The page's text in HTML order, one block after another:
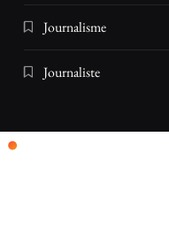
Journalisme
Journaliste